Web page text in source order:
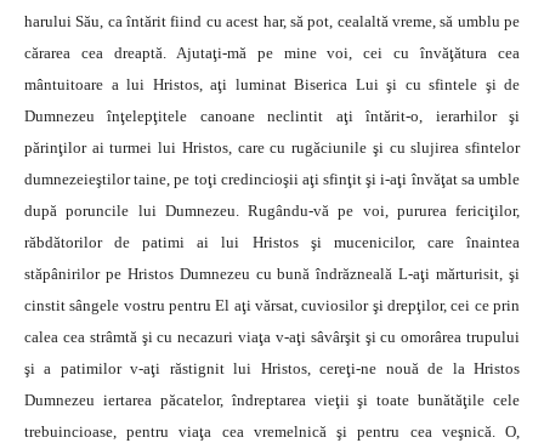
harului Său, ca întărit fiind cu acest har, să pot, cealaltă vreme, să umblu pe
cărarea cea dreaptă. Ajutaţi-mă pe mine voi, cei cu învăţătura cea
mântuitoare a lui Hristos, aţi luminat Biserica Lui şi cu sfintele şi de
Dumnezeu înţelepţitele canoane neclintit aţi întărit-o, ierarhilor şi
părinţilor ai turmei lui Hristos, care cu rugăciunile şi cu slujirea sfintelor
dumnezeieştilor taine, pe toţi credincioşii aţi sfinţit şi i-aţi învăţat sa umble
după poruncile lui Dumnezeu. Rugându-vă pe voi, pururea fericiţilor,
răbdătorilor de patimi ai lui Hristos şi mucenicilor, care înaintea
stăpânirilor pe Hristos Dumnezeu cu bună îndrăzneală L-aţi mărturisit, şi
cinstit sângele vostru pentru El aţi vărsat, cuviosilor şi drepţilor, cei ce prin
calea cea strâmtă şi cu necazuri viaţa v-aţi sâvârşit şi cu omorârea trupului
şi a patimilor v-aţi răstignit lui Hristos, cereţi-ne nouă de la Hristos
Dumnezeu iertarea păcatelor, îndreptarea vieţii şi toate bunătăţile cele
trebuincioase, pentru viaţa cea vremelnică şi pentru cea veşnică. O,